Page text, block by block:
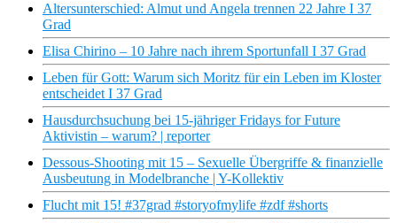
Altersunterschied: Almut und Angela trennen 22 Jahre I 37
Grad
Elisa Chirino – 10 Jahre nach ihrem Sportunfall I 37 Grad
Leben für Gott: Warum sich Moritz für ein Leben im Kloster
entscheidet I 37 Grad
Hausdurchsuchung bei 15-jähriger Fridays for Future
Aktivistin – warum? | reporter
Dessous-Shooting mit 15 – Sexuelle Übergriffe & finanzielle
Ausbeutung in Modelbranche | Y-Kollektiv
Flucht mit 15! #37grad #storyofmylife #zdf #shorts